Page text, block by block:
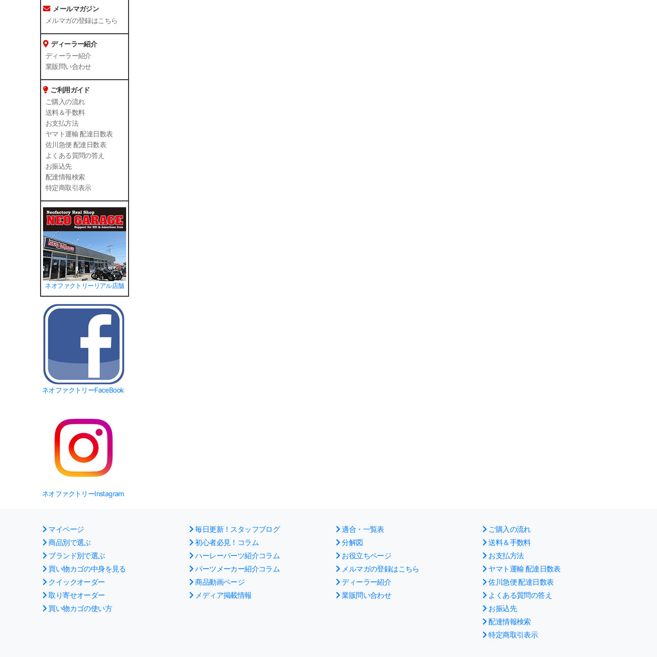
メールマガジン
メルマガの登録はこちら
ディーラー紹介
ディーラー紹介
業販問い合わせ
ご利用ガイド
ご購入の流れ
送料＆手数料
お支払方法
ヤマト運輸 配達日数表
佐川急便 配達日数表
よくある質問の答え
お振込先
配達情報検索
特定商取引表示
ネオファクトリーリアル店舗
ネオファクトリーFaceBook
ネオファクトリーInstagram
マイページ
商品別で選ぶ
ブランド別で選ぶ
買い物カゴの中身を見る
クイックオーダー
取り寄せオーダー
買い物カゴの使い方
毎日更新！スタッフブログ
初心者必見！コラム
ハーレーパーツ紹介コラム
パーツメーカー紹介コラム
商品動画ページ
メディア掲載情報
適合・一覧表
分解図
お役立ちページ
メルマガの登録はこちら
ディーラー紹介
業販問い合わせ
ご購入の流れ
送料＆手数料
お支払方法
ヤマト運輸 配達日数表
佐川急便 配達日数表
よくある質問の答え
お振込先
配達情報検索
特定商取引表示